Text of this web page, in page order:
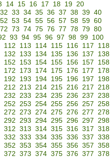
14 15 16 17 18 19 20
32 33 34 35 36 37 38 39 40
52 53 54 55 56 57 58 59 60
72 73 74 75 76 77 78 79 80
93 94 95 96 97 98 99
100
112 113 114 115 116 117 118
132 133 134 135 136 137 138
152 153 154 155 156 157 158
172 173 174 175 176 177 178
192 193 194 195 196 197 198
212 213 214 215 216 217 218
232 233 234 235 236 237 238
252 253 254 255 256 257 258
272 273 274 275 276 277 278
292 293 294 295 296 297 298
312 313 314 315 316 317 318
332 333 334 335 336 337 338
352 353 354 355 356 357 358
372 373 374 375 376 377 378